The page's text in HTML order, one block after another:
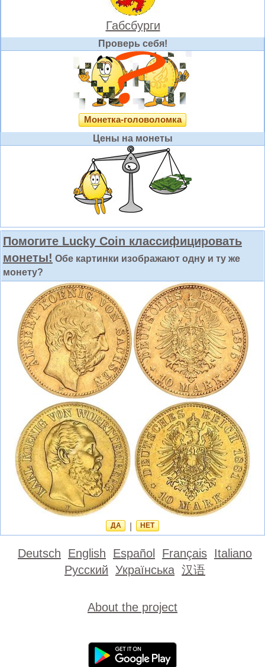
Габсбурги
Проверь себя!
Монетка-головоломка
Цены на монеты
Помогите Lucky Coin классифицировать
монеты! Обе картинки изображают одну и ту же
монету?
ДА НЕТ
Deutsch English Español Français Italiano
Русский Українська 汉语
About the project